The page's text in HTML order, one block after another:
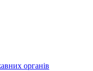
органів